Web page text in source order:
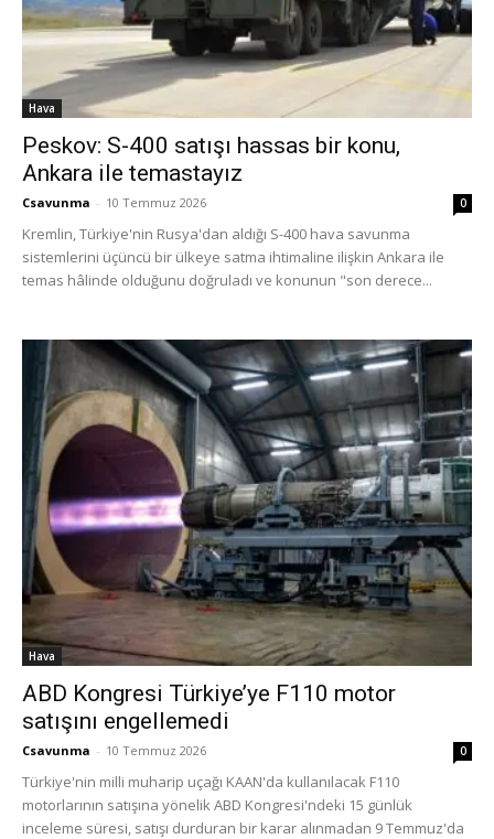
Hava
Peskov: S-400 satışı hassas bir konu,
Ankara ile temastayız
Csavunma - 10 Temmuz 2026 0
Kremlin, Türkiye'nin Rusya'dan aldığı S-400 hava savunma
sistemlerini üçüncü bir ülkeye satma ihtimaline ilişkin Ankara ile
temas hâlinde olduğunu doğruladı ve konunun "son derece...
Hava
ABD Kongresi Türkiye’ye F110 motor
satışını engellemedi
Csavunma - 10 Temmuz 2026 0
Türkiye'nin milli muharip uçağı KAAN'da kullanılacak F110
motorlarının satışına yönelik ABD Kongresi'ndeki 15 günlük
inceleme süresi, satışı durduran bir karar alınmadan 9 Temmuz'da